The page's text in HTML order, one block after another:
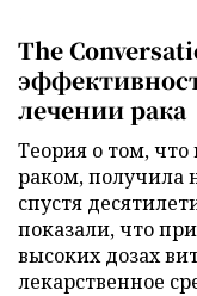
The
лечении рака
Теория о том, что
раком, получила
спустя
показали, что
высоких дозах
лекарственное